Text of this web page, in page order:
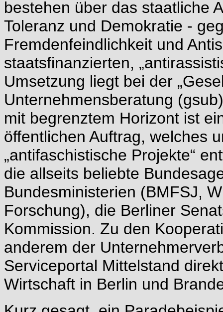
bestehen über das staatliche
Toleranz und Demokratie -
Fremdenfeindlichkeit und
staatsfinanzierten,
Umsetzung liegt bei der
Unternehmensberatung
mit begrenztem Horizont ist
öffentlichen Auftrag, welches
„antifaschistische Projekte“
die allseits beliebte
Bundesministerien (BMFSJ,
Forschung), die Berliner
Kommission. Zu den
anderem der
Serviceportal Mittelstand
Wirtschaft in Berlin und